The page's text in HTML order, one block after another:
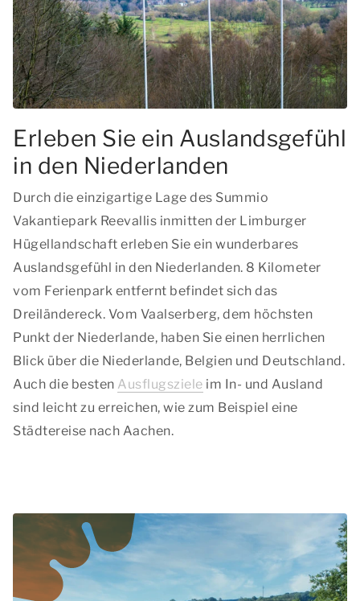
Erleben Sie ein Auslandsgefühl
in den Niederlanden
Durch die einzigartige Lage des Summio
Vakantiepark Reevallis inmitten der Limburger
Hügellandschaft erleben Sie ein wunderbares
Auslandsgefühl in den Niederlanden. 8 Kilometer
vom Ferienpark entfernt befindet sich das
Dreiländereck. Vom Vaalserberg, dem höchsten
Punkt der Niederlande, haben Sie einen herrlichen
Blick über die Niederlande, Belgien und Deutschland.
Auch die besten Ausflugsziele im In- und Ausland
sind leicht zu erreichen, wie zum Beispiel eine
Städtereise nach Aachen.